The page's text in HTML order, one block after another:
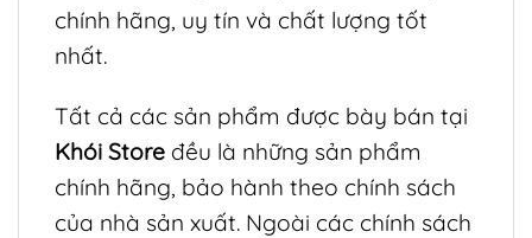
chính hãng, uy tín và chất lượng tốt
nhất.
Tất cả các sản phẩm được bày bán tại
Khói Store đều là những sản phẩm
chính hãng, bảo hành theo chính sách
của nhà sản xuất. Ngoài các chính sách